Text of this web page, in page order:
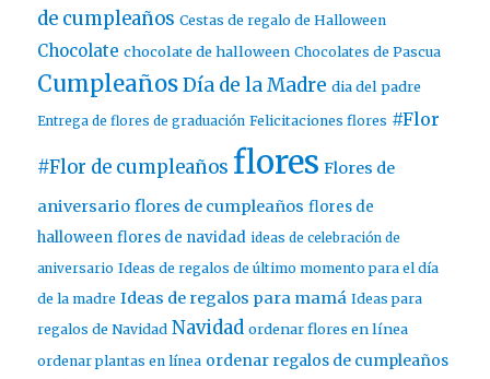
de cumpleaños Cestas de regalo de Halloween
Chocolate chocolate de halloween Chocolates de Pascua
Cumpleaños Día de la Madre dia del padre
Entrega de flores de graduación Felicitaciones flores #Flor
#Flor de cumpleaños flores Flores de
aniversario flores de cumpleaños flores de
halloween flores de navidad ideas de celebración de
aniversario Ideas de regalos de último momento para el día
de la madre Ideas de regalos para mamá Ideas para
regalos de Navidad Navidad ordenar flores en línea
ordenar plantas en línea ordenar regalos de cumpleaños